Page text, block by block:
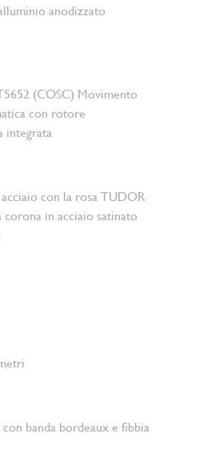
anodizzato
(COSC) Movimento
con rotore
integrata
con la rosa TUDOR
in acciaio satinato
banda bordeaux e fibbia